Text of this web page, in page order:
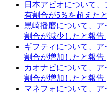
日本アビオについて
有割合が5％を超えた
黒崎播磨について、
割合が減少したと報告
ギフティについて、
割合が増加したと報告
カオナビについて、
割合が増加したと報告
マネフォについて、